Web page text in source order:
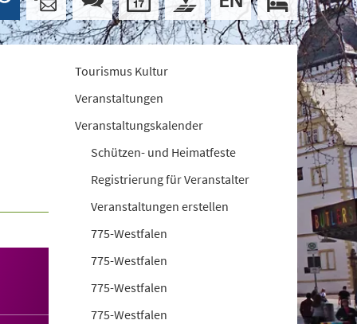
Tourismus Kultur
Veranstaltungen
Veranstaltungskalender
Schützen- und Heimatfeste
Registrierung für Veranstalter
Veranstaltungen erstellen
775-Westfalen
775-Westfalen
775-Westfalen
775-Westfalen